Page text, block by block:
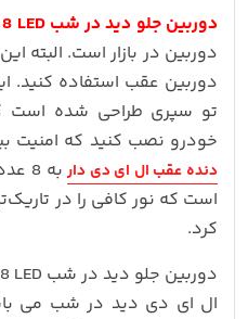
دوربین جلو دید در شب Camera Back 8 LED
دوربین در بازار است. البته
دوربین عقب استفاده کنید.
تو سپری طراحی شده است
خودرو نصب کنید که امنیت
دنده عقب ال ای دی دار
است که نور کافی را در
کرد.
ال ای دی دید در شب می